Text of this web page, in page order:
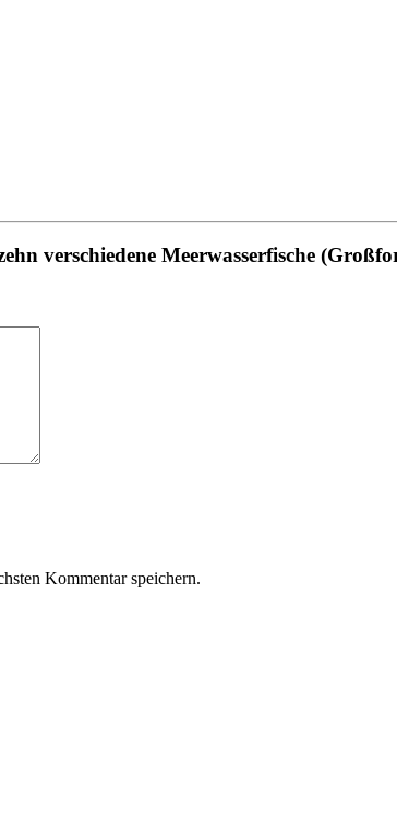
verschiedene Meerwasserfische
Kommentar speichern.